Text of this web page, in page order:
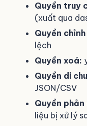
Quyền truy
(xuất qua
Quyền
lệch
Quyền xoá:
Quyền di
JSON/CSV
Quyền phản
liệu bị xử lý